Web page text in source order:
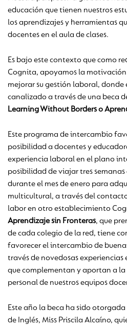
educación que tienen nuestros
los aprendizajes y herramientas
docentes en el aula de clases.
Es bajo este contexto que como
Cognita, apoyamos la motivación
mejorar su gestión laboral, donde
canalizado a través de una beca
Learning Without Borders o
Este programa de intercambio
posibilidad a docentes y
experiencia laboral en el plano
posibilidad de viajar tres
durante el mes de enero para
multicultural, a través del
labor en otro establecimiento
Aprendizaje sin Fronteras, que
de cada colegio de la red, tiene
favorecer el intercambio de
través de novedosas
que complementan y aportan a
personal de nuestros equipos
Este año la beca ha sido
de Inglés, Miss Priscila Alcaíno,